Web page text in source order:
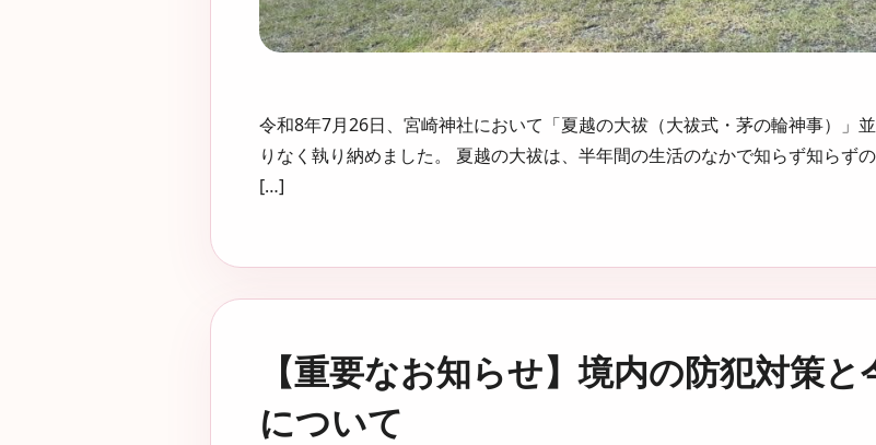
令和8年7月26日、宮崎神社において「夏越の大祓（大祓式・茅の輪神事）」
りなく執り納めました。 夏越の大祓は、半年間の生活のなかで知らず知らず
[…]
【重要なお知らせ】境内の防犯対策
について